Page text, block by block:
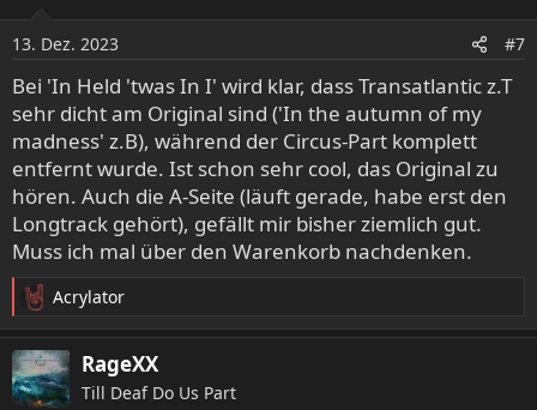
n
e
n
:
13. Dez. 2023 #7
Bei 'In Held 'twas In I' wird klar, dass Transatlantic z.T
sehr dicht am Original sind ('In the autumn of my
madness' z.B), während der Circus-Part komplett
entfernt wurde. Ist schon sehr cool, das Original zu
hören. Auch die A-Seite (läuft gerade, habe erst den
Longtrack gehört), gefällt mir bisher ziemlich gut.
Muss ich mal über den Warenkorb nachdenken.
R
e
a
k
t
Acrylator
RageXX
Till Deaf Do Us Part